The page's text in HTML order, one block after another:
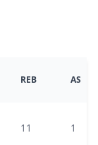
REB AS
11 1